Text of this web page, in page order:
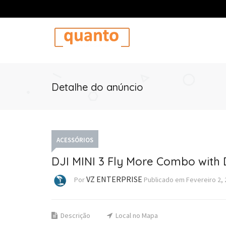
Detalhe do anúncio
ACESSÓRIOS
DJI MINI 3 Fly More Combo with
PorVZ ENTERPRISE Publicado em Fevereiro 2,
Descrição Local no Mapa